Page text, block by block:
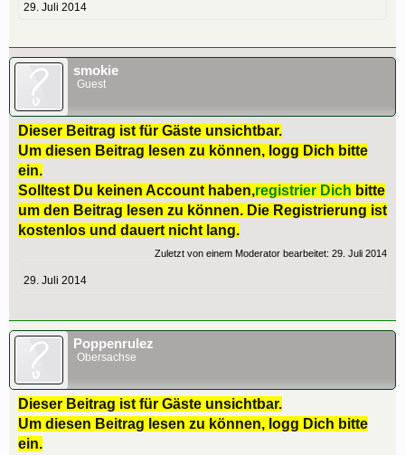
29. Juli 2014
smokie
Guest
Dieser Beitrag ist für Gäste unsichtbar.
Um diesen Beitrag lesen zu können, logg Dich bitte
ein.
Solltest Du keinen Account haben,registrier Dich bitte
um den Beitrag lesen zu können. Die Registrierung ist
kostenlos und dauert nicht lang.
Zuletzt von einem Moderator bearbeitet: 29. Juli 2014
29. Juli 2014
Poppenrulez
Obersachse
Dieser Beitrag ist für Gäste unsichtbar.
Um diesen Beitrag lesen zu können, logg Dich bitte
ein.